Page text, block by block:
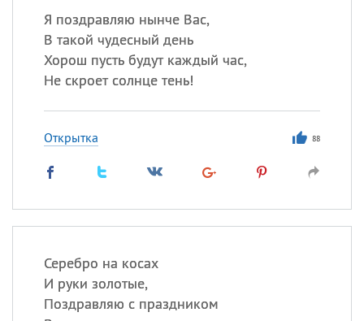
Я поздравляю нынче Вас,
В такой чудесный день
Хорош пусть будут каждый час,
Не скроет солнце тень!
Открытка 88
Серебро на косах
И руки золотые,
Поздравляю с праздником